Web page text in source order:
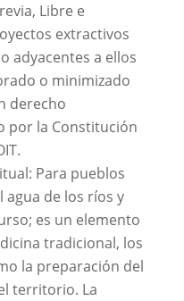
Libre e
extractivos
adyacentes a ellos
o minimizado
derecho
por la Constitución
Para pueblos
agua de los ríos y
es un elemento
tradicional, los
la preparación del
territorio. La